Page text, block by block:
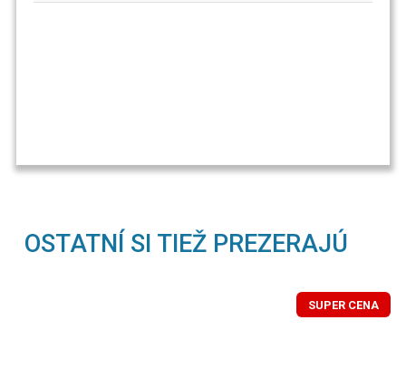
OSTATNÍ SI TIEŽ PREZERAJÚ
SUPER CENA